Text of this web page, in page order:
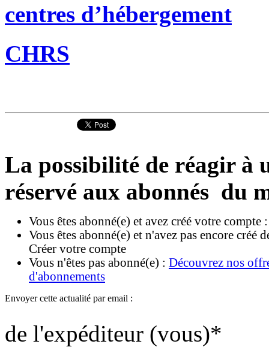
centres d’hébergement
CHRS
La possibilité de réagir à
réservé aux abonnés du
Vous êtes abonné(e) et avez créé votre compte
Vous êtes abonné(e) et n'avez pas encore créé
Créer votre compte
Vous n'êtes pas abonné(e) : Découvrez nos
d'abonnements
Envoyer cette actualité par email :
de l'expéditeur (vous)*